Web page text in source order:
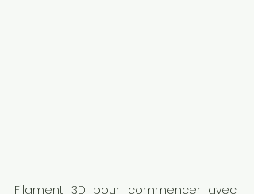
Filament 3D pour commencer avec